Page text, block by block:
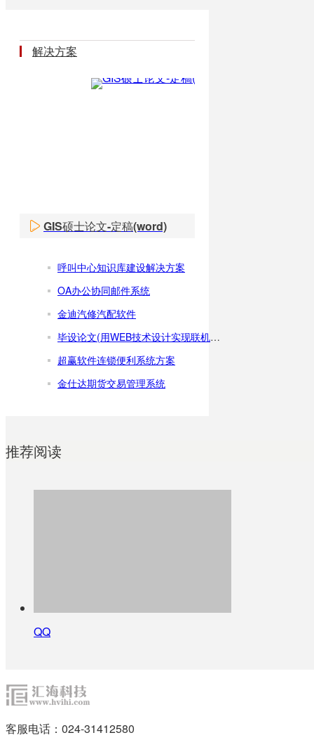
解决方案
GIS硕士论文-定稿(word)
呼叫中心知识库建设解决方案
OA办公协同邮件系统
金迪汽修汽配软件
毕设论文(用WEB技术设计实现联机考试系统——界面设计)
超赢软件连锁便利系统方案
金仕达期货交易管理系统
推荐阅读
QQ
客服电话：024-31412580